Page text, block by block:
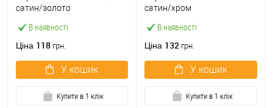
В наявності
сатин/золото
Ціна 118 грн.
У кошик
Купити в 1 клік
В наявності
сатин/хром
Ціна 132 грн.
У кошик
Купити в 1 клік